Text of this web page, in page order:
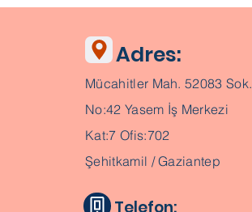
Adres:
Mücahitler Mah. 52083 Sok.
No:42 Yasem İş Merkezi
Kat:7 Ofis:702
Şehitkamil / Gaziantep